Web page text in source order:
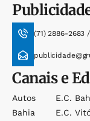
(71) 2886-2683
Canais e
Autos
Bahia
E.c.
E.c.